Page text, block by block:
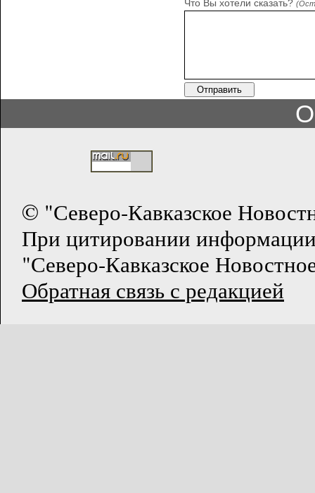
Что Вы хотели сказать?
О
© "Северо-Кавказское
При цитировании
"Северо-Кавказское
Обратная связь с редакцией